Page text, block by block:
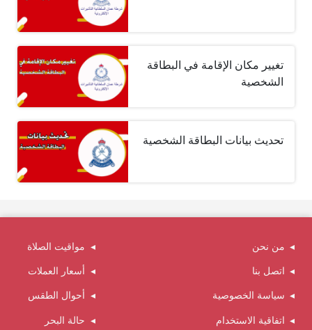
تغيير مكان الإقامة في البطاقة
الشخصية
تحديث بيانات البطاقة الشخصية
من نحن
اتصل بنا
سياسة الخصوصية
اتفاقية الاستخدام
مواقيت الصلاة
أسعار العملات
أحوال الطقس
حالة البحر